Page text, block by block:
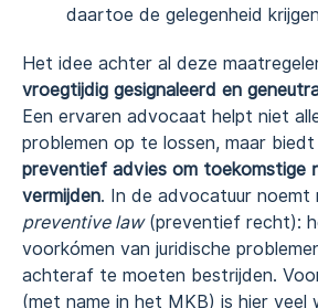
daartoe de gelegenheid
Het idee achter al deze
vroegtijdig gesignaleerd en
Een ervaren advocaat helpt niet
problemen op te lossen, maar
preventief advies om toekomstige
vermijden. In de advocatuur noemt
preventive law(preventief recht):
voorkómen van juridische
achteraf te moeten bestrijden.
(met name in het MKB) is hier veel